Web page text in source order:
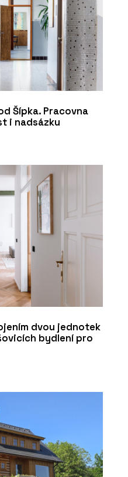
Šípka. Pracovna
i nadsázku
dvou jednotek
bydlení pro